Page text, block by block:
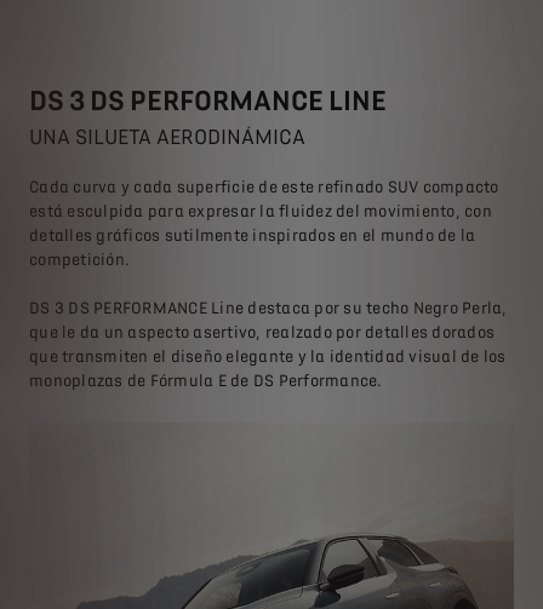
DS 3 DS PERFORMANCE LINE
UNA SILUETA AERODINÁMICA
Cada curva y cada superficie de este refinado SUV compacto
está esculpida para expresar la fluidez del movimiento, con
detalles gráficos sutilmente inspirados en el mundo de la
competición.
DS 3 DS PERFORMANCE Line destaca por su techo Negro Perla,
que le da un aspecto asertivo, realzado por detalles dorados
que transmiten el diseño elegante y la identidad visual de los
monoplazas de Fórmula E de DS Performance.